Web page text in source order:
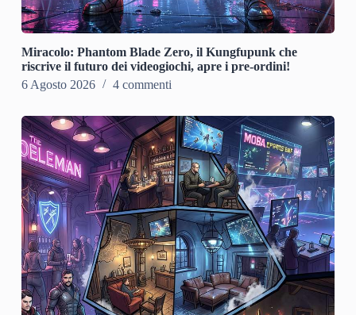
Miracolo: Phantom Blade Zero, il Kungfupunk che
riscrive il futuro dei videogiochi, apre i pre-ordini!
6 Agosto 2026
4 commenti